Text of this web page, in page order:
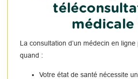
médicale
La consultation d’un médecin en
quand :
Votre état de santé nécessite